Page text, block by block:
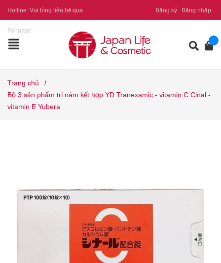
Hotline: Vui lòng liên hệ qua
Fanpage
Đăng ký Đăng nhập
Trang chủ
/
Bộ 3 sản phẩm trị nám kết hợp YD Tranexamic - vitamin C Cinal -
vitamin E Yubera